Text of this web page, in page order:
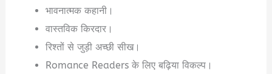
भावनात्मक कहानी।
वास्तविक किरदार।
रिश्तों से जुड़ी अच्छी सीख।
Romance Readers के लिए बढ़िया विकल्प।